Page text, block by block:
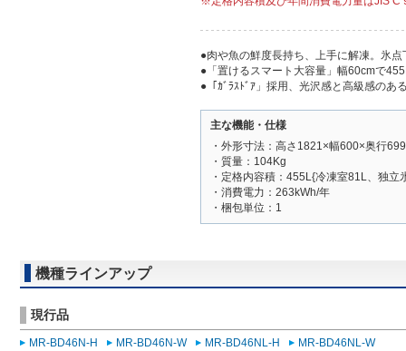
●肉や魚の鮮度長持ち、上手に解凍。氷
●「置けるスマート大容量」幅60cmで
●「ｶﾞﾗｽﾄﾞｱ」採用、光沢感と高級感のあ
主な機能・仕様
・外形寸法：高さ1821×幅600×奥行
・質量：104Kg
・定格内容積：455L{冷凍室81L、独
・消費電力：263kWh/年
・梱包単位：1
機種ラインアップ
現行品
MR-BD46N-H MR-BD46N-W MR-BD46NL-H MR-BD46NL-W